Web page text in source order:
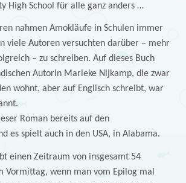
High School für alle ganz anders …
nahmen Amokläufe in Schulen immer
viele Autoren versuchten darüber – mehr
– zu schreiben. Auf dieses Buch
Autorin Marieke Nijkamp, die zwar
wohnt, aber auf Englisch schreibt, war
Roman bereits auf den
es spielt auch in den USA, in Alabama.
einen Zeitraum von insgesamt 54
Vormittag, wenn man vom Epilog mal